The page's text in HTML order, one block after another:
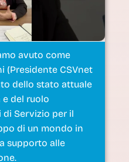
avuto come
(Presidente CSVnet
dello stato attuale
del ruolo
Servizio per il
di un mondo in
supporto alle